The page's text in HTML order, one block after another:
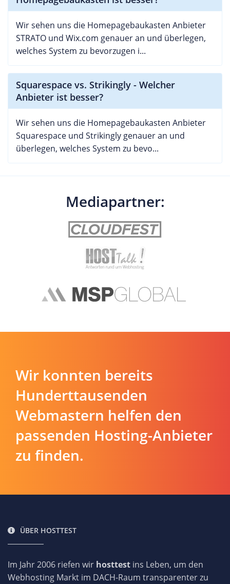
Wir sehen uns die Homepagebaukasten Anbieter
STRATO und Wix.com genauer an und überlegen,
welches System zu bevorzugen i...
Squarespace vs. Strikingly - Welcher
Anbieter ist besser?
Wir sehen uns die Homepagebaukasten Anbieter
Squarespace und Strikingly genauer an und
überlegen, welches System zu bevo...
Mediapartner:
Wir konnten bereits
Hunderttausenden
Webmastern helfen den
passenden Hosting-Anbieter
zu finden.
ÜBER HOSTTEST
Im Jahr 2006 riefen wir hosttest ins Leben, um den
Webhosting Markt im DACH-Raum transparenter zu